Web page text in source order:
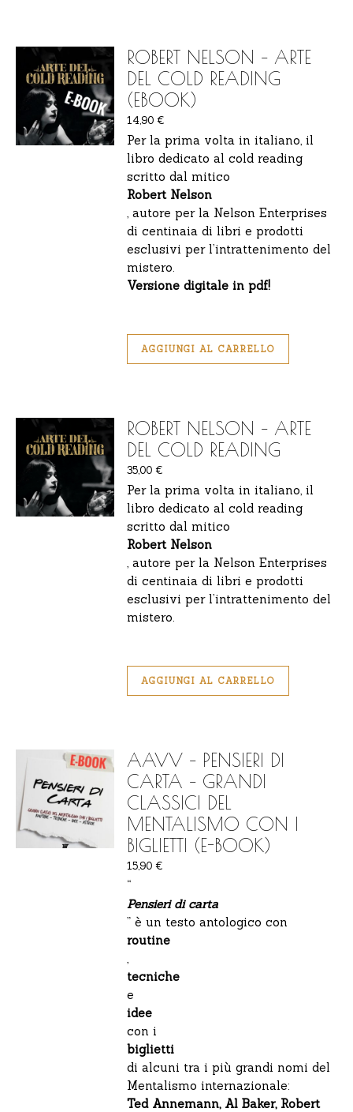
ROBERT NELSON – ARTE
DEL COLD READING
(EBOOK)
14,90€
Per la prima volta in italiano, il
libro dedicato al cold reading
scritto dal mitico
Robert Nelson
, autore per la Nelson Enterprises
di centinaia di libri e prodotti
esclusivi per l’intrattenimento del
mistero.
Versione digitale in pdf!
AGGIUNGI AL CARRELLO
ROBERT NELSON – ARTE
DEL COLD READING
35,00€
Per la prima volta in italiano, il
libro dedicato al cold reading
scritto dal mitico
Robert Nelson
, autore per la Nelson Enterprises
di centinaia di libri e prodotti
esclusivi per l’intrattenimento del
mistero.
AGGIUNGI AL CARRELLO
AAVV – PENSIERI DI
CARTA – GRANDI
CLASSICI DEL
MENTALISMO CON I
BIGLIETTI (E-BOOK)
15,90€
“
Pensieri di carta
” è un testo antologico con
routine
,
tecniche
e
idee
con i
biglietti
di alcuni tra i più grandi nomi del
Mentalismo internazionale:
Ted Annemann, Al Baker, Robert